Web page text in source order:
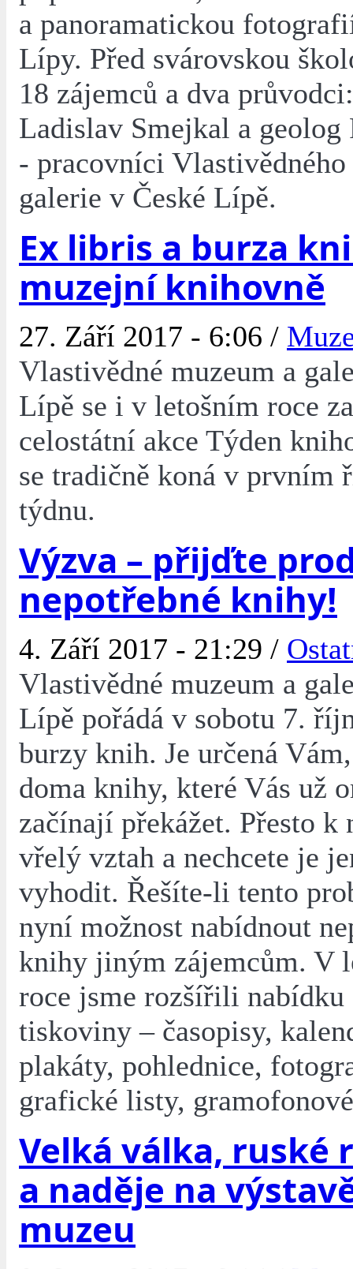
a panoramatickou
Lípy. Před svárovskou
18 zájemců a dva
Ladislav Smejkal a geolog
- pracovníci Vlastivědného
galerie v České Lípě.
Ex libris a burza
muzejní knihovně
27. Září 2017 - 6:06 /
Vlastivědné muzeum a
Lípě se i v letošním roce
celostátní akce Týden
se tradičně koná v prvním
týdnu.
Výzva – přijďte
nepotřebné knihy!
4. Září 2017 - 21:29 /
Vlastivědné muzeum a
Lípě pořádá v sobotu 7.
burzy knih. Je určená
doma knihy, které Vás už
začínají překážet. Přesto k
vřelý vztah a nechcete je
vyhodit. Řešíte-li tento
nyní možnost nabídnout
knihy jiným zájemcům. V
roce jsme rozšířili nabídku
tiskoviny – časopisy,
plakáty, pohlednice,
grafické listy,
Velká válka, ruské
a naděje na
muzeu